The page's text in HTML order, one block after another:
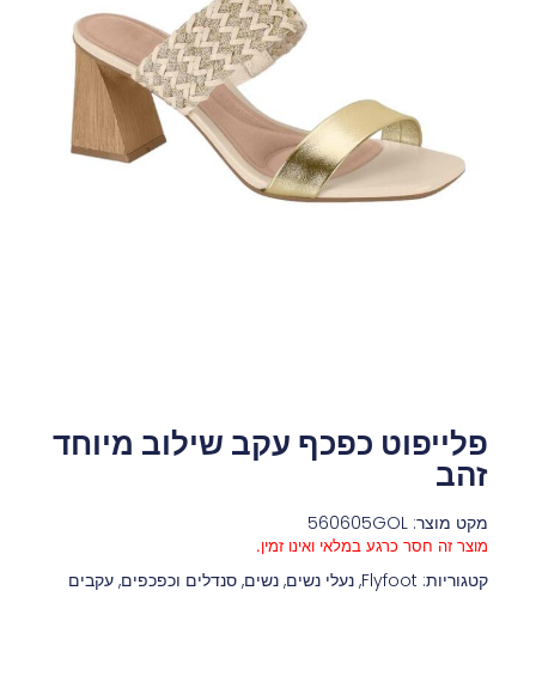
פלייפוט כפכף עקב שילוב מיוחד
זהב
מקט מוצר: 560605GOL
מוצר זה חסר כרגע במלאי ואינו זמין.
קטגוריות: Flyfoot
, נעלי נשים, נשים, סנדלים וכפכפים, עקבים